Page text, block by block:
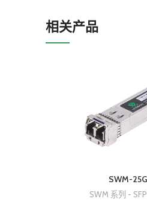
相关产品
SWM-
SWM 系列 -